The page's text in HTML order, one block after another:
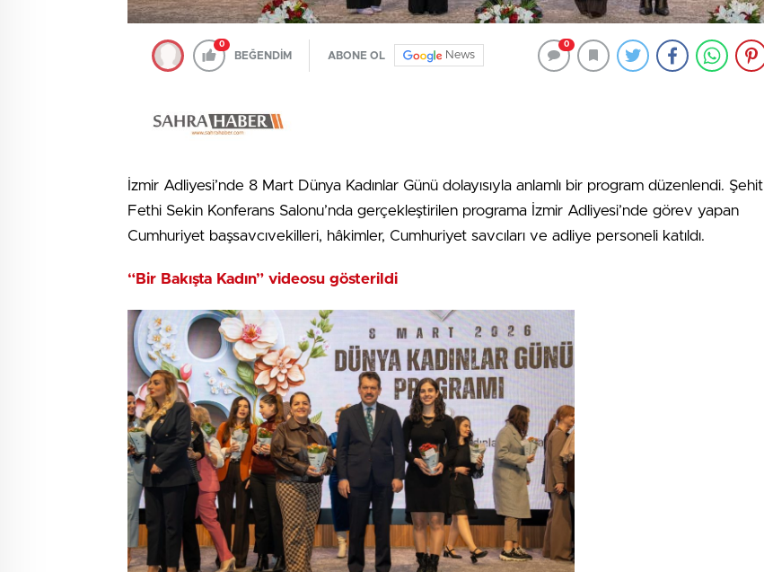
0
BEĞENDİM ABONE OL News
0
İzmir Adliyesi’nde 8 Mart Dünya Kadınlar Günü dolayısıyla anlamlı bir program düzenlendi. Şehit
Fethi Sekin Konferans Salonu’nda gerçekleştirilen programa İzmir Adliyesi’nde görev yapan
Cumhuriyet başsavcıvekilleri, hâkimler, Cumhuriyet savcıları ve adliye personeli katıldı.
“Bir Bakışta Kadın” videosu gösterildi